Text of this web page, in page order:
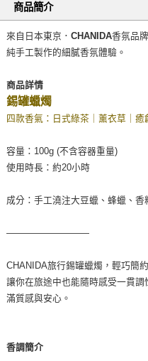
商品簡介
來自日本東京． CHANIDA香氛品
純手工製作的細膩香氛體驗。
商品詳情
錫罐蠟燭
四款香氣：日式綠茶｜薰衣草｜癒
容量：100g (不含容器重量)
使用時長：約20小時
成分：手工澆注大豆蠟、蜂蠟、香
—————————
CHANIDA旅行錫罐蠟燭，輕巧簡
讓你在旅途中也能隨時感受一貫
滿質感與安心。
香調簡介